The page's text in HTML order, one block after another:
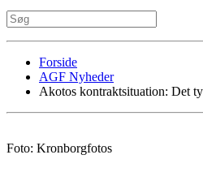
Forside
AGF Nyheder
Akotos kontraktsituation: Det
Foto: Kronborgfotos